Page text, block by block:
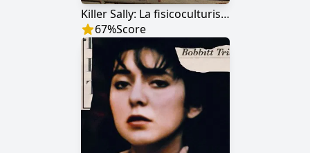
Killer Sally: La fisicoculturista asesina
67%Score